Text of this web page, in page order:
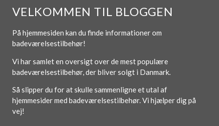
VELKOMMEN TIL BLOGGEN
På hjemmesiden kan du finde informationer om
badeværelsestilbehør!
Vi har samlet en oversigt over de mest populære
badeværelsestilbehør, der bliver solgt i Danmark.
Så slipper du for at skulle sammenligne et utal af
hjemmesider med badeværelsestilbehør. Vi hjælper dig på
vej!